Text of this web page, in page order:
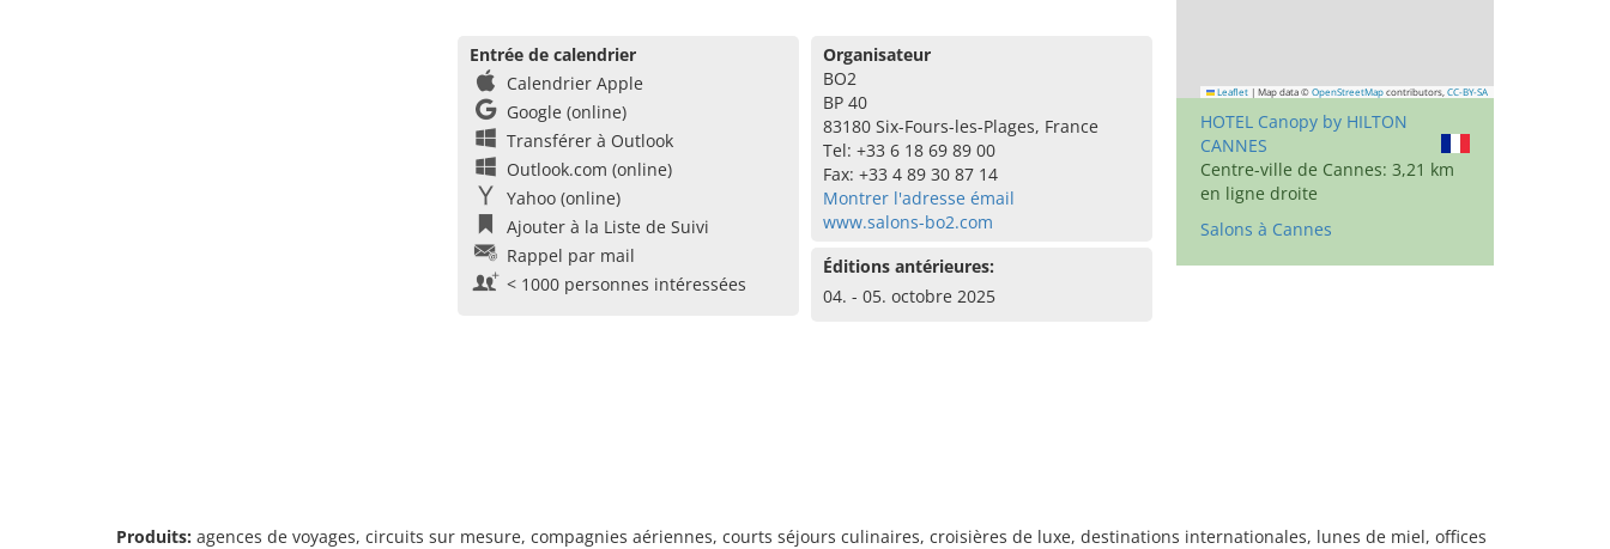
Entrée de calendrier
Calendrier Apple
Google (online)
Transférer à Outlook
Outlook.com (online)
Yahoo (online)
Ajouter à la Liste de Suivi
Rappel par mail
< 1000 personnes intéressées
Organisateur
BO2
BP 40
83180 Six-Fours-les-Plages, France
Tel: +33 6 18 69 89 00
Fax: +33 4 89 30 87 14
Montrer l'adresse émail
www.salons-bo2.com
Éditions antérieures:
04. - 05. octobre 2025
Leaflet | Map data © OpenStreetMap contributors, CC-BY-SA
HOTEL Canopy by HILTON
CANNES
Centre-ville de Cannes: 3,21 km
en ligne droite
Salons à Cannes
Produits: agences de voyages, circuits sur mesure, compagnies aériennes, courts séjours culinaires, croisières de luxe, destinations internationales, lunes de miel, offices